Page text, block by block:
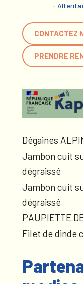
-
CONTACTEZ
PRENDRE
Dégaines
Jambon cuit
dégraissé
Jambon cuit
dégraissé
PAUPIETTE
Filet de dinde